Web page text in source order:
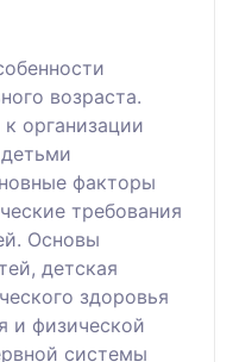
возраста.
организации
факторы
требования
Основы
детская
здоровья
и физической
системы